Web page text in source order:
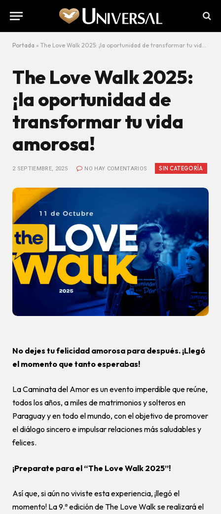
Portada » The Love Walk 2025: ¡la oportunidad de transformar tu vida amorosa!
The Love Walk 2025:
¡la oportunidad de
transformar tu vida
amorosa!
2 SEPTIEMBRE, 2025 NO HAY COMENTARIOS SIN CATEGORÍA
No dejes tu felicidad amorosa para después. ¡Llegó
el momento que tanto esperabas!
La Caminata del Amor es un evento imperdible que reúne,
todos los años, a miles de matrimonios y solteros en
Paraguay y en todo el mundo, con el objetivo de promover
el diálogo sincero e impulsar relaciones más saludables y
felices.
¡Preparate para el “The Love Walk 2025”!
Así que, si aún no viviste esta experiencia, ¡llegó el
momento! La 9.ª edición de The Love Walk se realizará el